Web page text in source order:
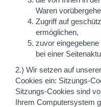
Waren
Zugriff auf
ermöglichen,
zuvor
bei einer
2.) Wir setzen auf
Cookies ein: Sitzungs-
Sitzungs-Cookies sind
Ihrem Computersystem